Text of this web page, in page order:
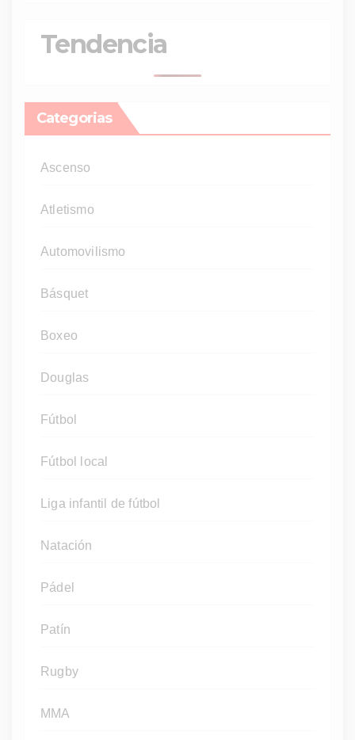
Tendencia
Categorias
Ascenso
Atletismo
Automovilismo
Básquet
Boxeo
Douglas
Fútbol
Fútbol local
Liga infantil de fútbol
Natación
Pádel
Patín
Rugby
MMA